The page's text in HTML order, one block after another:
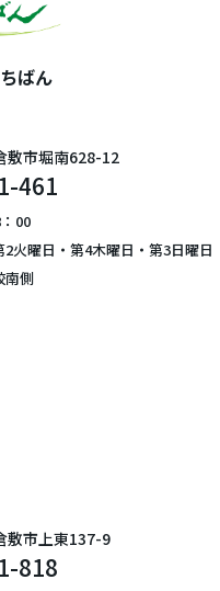
ばん
敷市堀南628-12
461
00
2火曜日・第4木曜日・第3日曜日
南側
敷市上東137-9
818